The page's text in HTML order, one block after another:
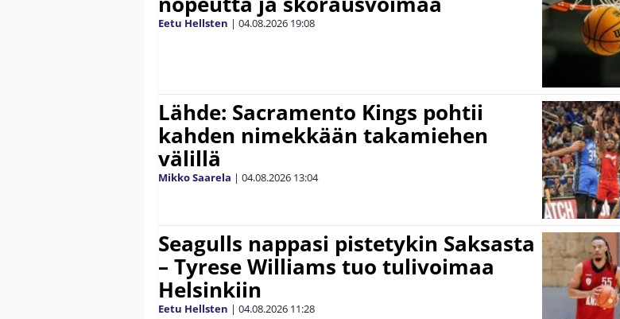
Eetu Hellsten | 04.08.2026 19:08
Lähde: Sacramento Kings pohtii
kahden nimekkään takamiehen
välillä
Mikko Saarela | 04.08.2026 13:04
Seagulls nappasi pistetykin Saksasta
– Tyrese Williams tuo tulivoimaa
Helsinkiin
Eetu Hellsten | 04.08.2026 11:28